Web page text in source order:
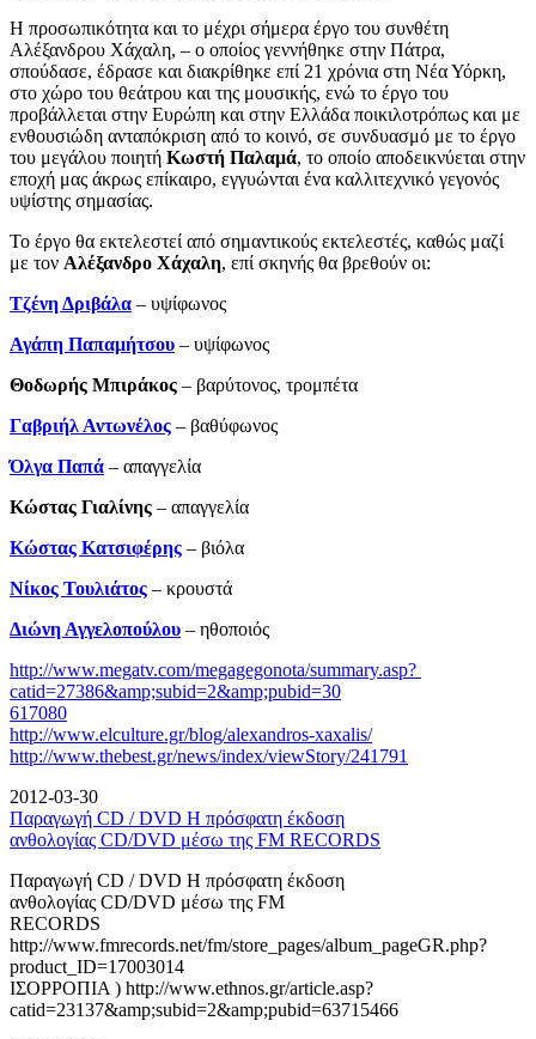
Η προσωπικότητα και το μέχρι σήμερα έργο του συνθέτη
Αλέξανδρου Χάχαλη, – ο οποίος γεννήθηκε στην Πάτρα,
σπούδασε, έδρασε και διακρίθηκε επί 21 χρόνια στη Νέα Υόρκη,
στο χώρο του θεάτρου και της μουσικής, ενώ το έργο του
προβάλλεται στην Ευρώπη και στην Ελλάδα ποικιλοτρόπως και με
ενθουσιώδη ανταπόκριση από το κοινό, σε συνδυασμό με το έργο
του μεγάλου ποιητή Κωστή Παλαμά, το οποίο αποδεικνύεται στην
εποχή μας άκρως επίκαιρο, εγγυώνται ένα καλλιτεχνικό γεγονός
υψίστης σημασίας.
Το έργο θα εκτελεστεί από σημαντικούς εκτελεστές, καθώς μαζί
με τον Αλέξανδρο Χάχαλη, επί σκηνής θα βρεθούν οι:
Τζένη Δριβάλα – υψίφωνος
Αγάπη Παπαμήτσου – υψίφωνος
Θοδωρής Μπιράκος – βαρύτονος, τρομπέτα
Γαβριήλ Αντωνέλος – βαθύφωνος
Όλγα Παπά – απαγγελία
Κώστας Γιαλίνης ­– απαγγελία
Κώστας Κατσιφέρης – βιόλα
Νίκος Τουλιάτος – κρουστά
Διώνη Αγγελοπούλου – ηθοποιός
http://www.megatv.com/megagegonota/summary.asp?
catid=27386&amp;subid=2&amp;pubid=30
617080
http://www.elculture.gr/blog/alexandros-xaxalis/
http://www.thebest.gr/news/index/viewStory/241791
2012-03-30
Παραγωγή CD / DVD Η πρόσφατη έκδοση
ανθολογίας CD/DVD μέσω της FM RECORDS
Παραγωγή CD / DVD Η πρόσφατη έκδοση
ανθολογίας CD/DVD μέσω της FM
RECORDS
http://www.fmrecords.net/fm/store_pages/album_pageGR.php?
product_ID=17003014
ΙΣΟΡΡΟΠΙΑ ) http://www.ethnos.gr/article.asp?
catid=23137&amp;subid=2&amp;pubid=63715466